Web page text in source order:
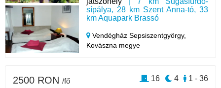
sípálya, 28 km Szent Anna-tó, 33
km Aquapark Brassó
Vendégház Sepsiszentgyörgy,
Kovászna megye
2500 RON /fő 1 - 36
4
16